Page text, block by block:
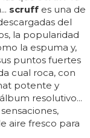
scruff es una de
del
la popularidad
la espuma y,
puntos fuertes
cual roca, con
potente y
resolutivo...
aire fresco para